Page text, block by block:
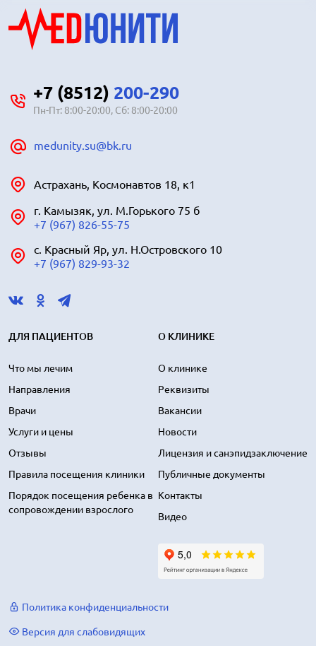
+7 (8512) 200-290
Пн-Пт: 8:00-20:00, Сб: 8:00-20:00
medunity.su@bk.ru
Астрахань, Космонавтов 18, к1
г. Камызяк, ул. М.Горького 75 б
+7 (967) 826-55-75
с. Красный Яр, ул. Н.Островского 10
+7 (967) 829-93-32
ДЛЯ ПАЦИЕНТОВ
Что мы лечим
Направления
Врачи
Услуги и цены
Отзывы
Правила посещения клиники
Порядок посещения ребенка в
сопровождении взрослого
О КЛИНИКЕ
О клинике
Реквизиты
Вакансии
Новости
Лицензия и санэпидзаключение
Публичные документы
Контакты
Видео
Политика конфиденциальности
Версия для слабовидящих